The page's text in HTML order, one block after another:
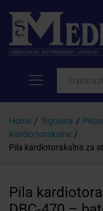
Home / Trgovina /
Kardio-torakalne /
Pila kardiotorakalna za
Pila